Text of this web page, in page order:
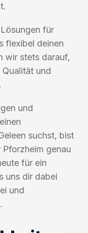
für
flexibel deinen
wir stets darauf,
und
und
suchst, bist
genau
für ein
uns dir dabei
und